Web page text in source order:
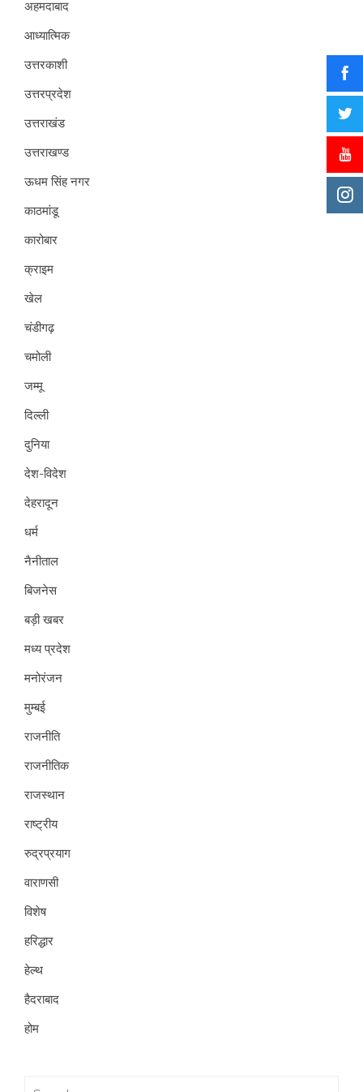
अहमदाबाद
आध्यात्मिक
उत्तरकाशी
उत्तरप्रदेश
उत्तराखंड
उत्तराखण्ड
ऊधम सिंह नगर
काठमांडू
कारोबार
क्राइम
खेल
चंडीगढ़
चमोली
जम्मू
दिल्ली
दुनिया
देश-विदेश
देहरादून
धर्म
नैनीताल
बिजनेस
बड़ी खबर
मध्य प्रदेश
मनोरंजन
मुम्बई
राजनीति
राजनीतिक
राजस्थान
राष्ट्रीय
रुद्रप्रयाग
वाराणसी
विशेष
हरिद्धार
हेल्थ
हैदराबाद
होम